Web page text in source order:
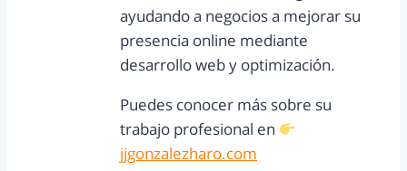
ayudando a negocios a mejorar su
presencia online mediante
desarrollo web y optimización.
Puedes conocer más sobre su
trabajo profesional en
jjgonzalezharo.com